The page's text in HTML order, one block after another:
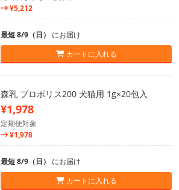
¥5,212
最短 8/9（日） にお届け
カートに入れる
森乳 プロポリス200 犬猫用 1g×20包入
¥1,978
定期便対象
¥1,978
最短 8/9（日） にお届け
カートに入れる